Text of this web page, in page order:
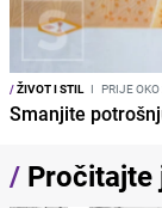
/ŽIVOT I STIL I PRIJE
Smanjite
/ Pročitajte